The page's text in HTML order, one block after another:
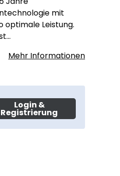
mit
optimale Leistung.
Mehr Informationen
Login &
Registrierung